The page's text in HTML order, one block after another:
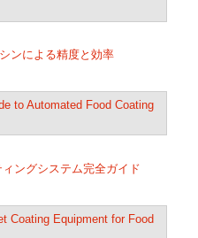
ンによる精度と効率
ングシステム完全ガイド